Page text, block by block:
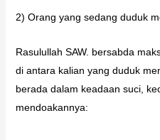
2) Orang yang sedang duduk
Rasulullah SAW. bersabda
di antara kalian yang duduk
berada dalam keadaan suci,
mendoakannya: